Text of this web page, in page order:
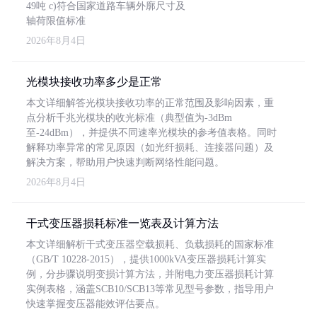
49吨 c)符合国家道路车辆外廓尺寸及
轴荷限值标准
2026年8月4日
光模块接收功率多少是正常
本文详细解答光模块接收功率的正常范围及影响因素，重
点分析千兆光模块的收光标准（典型值为-3dBm
至-24dBm），并提供不同速率光模块的参考值表格。同时
解释功率异常的常见原因（如光纤损耗、连接器问题）及
解决方案，帮助用户快速判断网络性能问题。
2026年8月4日
干式变压器损耗标准一览表及计算方法
本文详细解析干式变压器空载损耗、负载损耗的国家标准
（GB/T 10228-2015），提供1000kVA变压器损耗计算实
例，分步骤说明变损计算方法，并附电力变压器损耗计算
实例表格，涵盖SCB10/SCB13等常见型号参数，指导用户
快速掌握变压器能效评估要点。